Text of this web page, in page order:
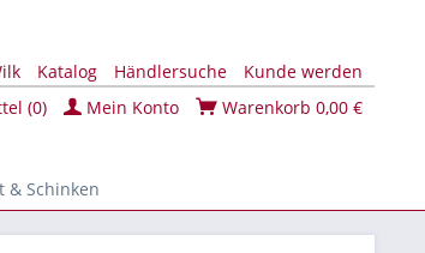
Katalog Händlersuche
Kunde werden
(0) Mein Konto Warenkorb 0,00 €
& Schinken